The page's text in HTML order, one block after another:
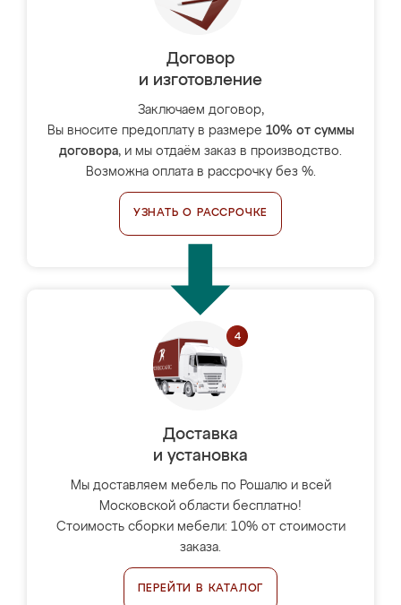
Договор
и изготовление
Заключаем договор,
Вы вносите предоплату в размере 10% от суммы
договора, и мы отдаём заказ в производство.
Возможна оплата в рассрочку без %.
УЗНАТЬ О РАССРОЧКЕ
Доставка
и установка
Мы доставляем мебель по Рошалю и всей
Московской области бесплатно!
Стоимость сборки мебели: 10% от стоимости
заказа.
ПЕРЕЙТИ В КАТАЛОГ